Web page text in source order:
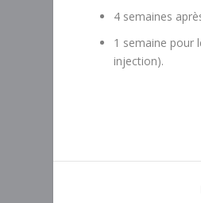
4 semaines
1 semaine pour
injection).